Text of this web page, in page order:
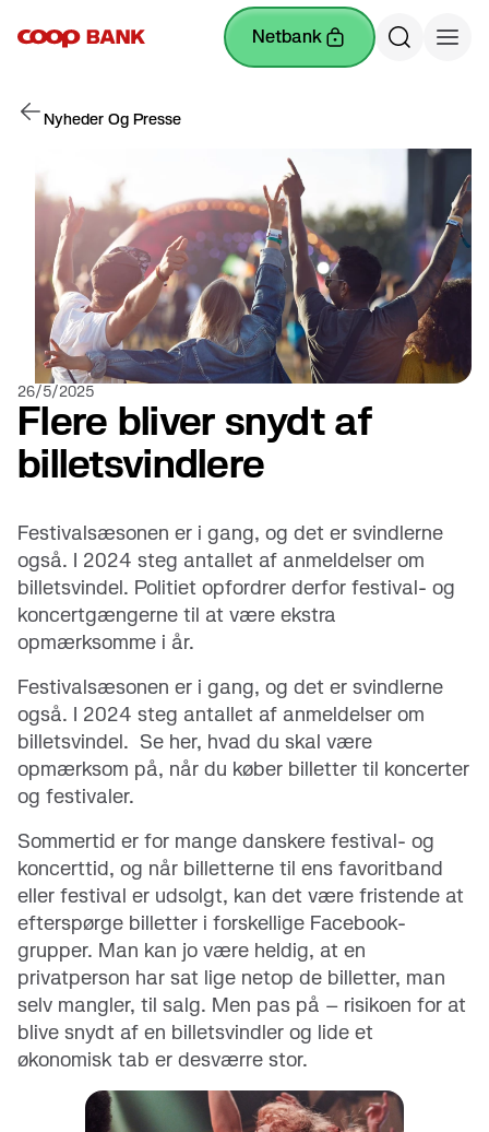
netbank
Nyheder Og Presse
26/5/2025
Flere bliver snydt af
billetsvindlere
Festivalsæsonen er i gang, og det er svindlerne
også. I 2024 steg antallet af anmeldelser om
billetsvindel. Politiet opfordrer derfor festival- og
koncertgængerne til at være ekstra
opmærksomme i år.
Festivalsæsonen er i gang, og det er svindlerne
også. I 2024 steg antallet af anmeldelser om
billetsvindel. Se her, hvad du skal være
opmærksom på, når du køber billetter til koncerter
og festivaler.
Sommertid er for mange danskere festival- og
koncerttid, og når billetterne til ens favoritband
eller festival er udsolgt, kan det være fristende at
efterspørge billetter i forskellige Facebook-
grupper. Man kan jo være heldig, at en
privatperson har sat lige netop de billetter, man
selv mangler, til salg. Men pas på – risikoen for at
blive snydt af en billetsvindler og lide et
økonomisk tab er desværre stor.